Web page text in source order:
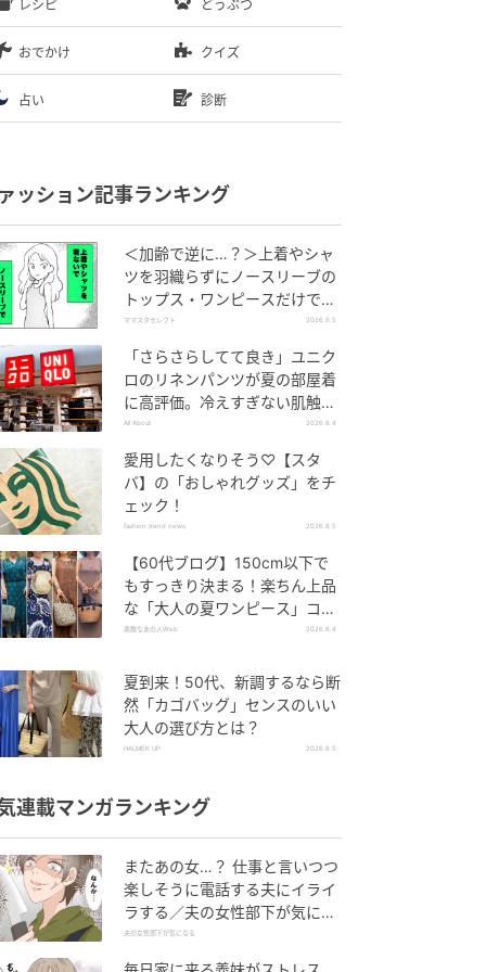
レシピ どうぶつ
おでかけ クイズ
占い 診断
ッション記事ランキング
＜加齢で逆に…？＞上着やシャ
ツを羽織らずにノースリーブの
トップス・ワンピースだけで外
出できる？
ママスタセレクト 2026.8.5
「さらさらしてて良き」ユニク
ロのリネンパンツが夏の部屋着
に高評価。冷えすぎない肌触り
が決め手
All About 2026.8.4
愛用したくなりそう♡【スタ
バ】の「おしゃれグッズ」をチ
ェック！
fashion trend news 2026.8.5
【60代ブログ】150cm以下で
もすっきり決まる！楽ちん上品
な「大人の夏ワンピース」コー
デ６選
素敵なあの人Web 2026.8.4
夏到来！50代、新調するなら断
然「カゴバッグ」センスのいい
大人の選び方とは？
HALMEK UP 2026.8.5
連載マンガランキング
またあの女…？ 仕事と言いつつ
楽しそうに電話する夫にイライ
ラする／夫の女性部下が気にな
る（1）【夫婦の危機 まんが】
夫の女性部下が気になる